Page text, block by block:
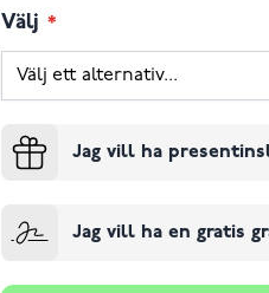
Välj
Jag vill ha
Jag vill ha en gratis